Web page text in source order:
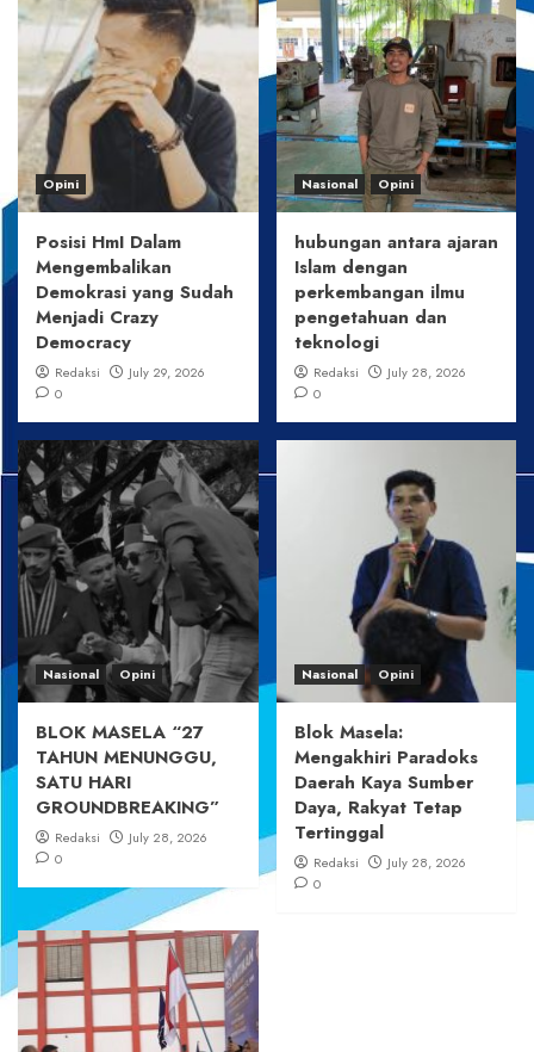
Opini
Posisi HmI Dalam
Mengembalikan
Demokrasi yang Sudah
Menjadi Crazy
Democracy
Redaksi
July 29, 2026
0
Nasional Opini
hubungan antara ajaran
Islam dengan
perkembangan ilmu
pengetahuan dan
teknologi
Redaksi
July 28, 2026
0
Nasional Opini
BLOK MASELA “27
TAHUN MENUNGGU,
SATU HARI
GROUNDBREAKING”
Redaksi
July 28, 2026
0
Nasional Opini
Blok Masela:
Mengakhiri Paradoks
Daerah Kaya Sumber
Daya, Rakyat Tetap
Tertinggal
Redaksi
July 28, 2026
0